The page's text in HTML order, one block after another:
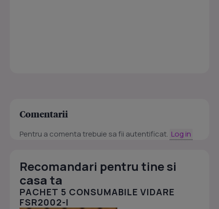
Comentarii
Pentru a comenta trebuie sa fii autentificat. Log in
Recomandari pentru tine si
casa ta
PACHET 5 CONSUMABILE VIDARE
FSR2002-I